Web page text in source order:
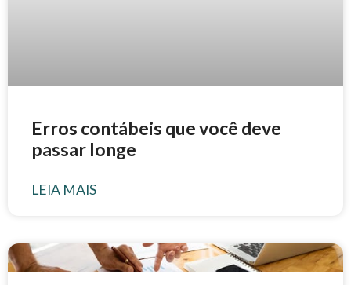
Erros contábeis que você deve
passar longe
LEIA MAIS